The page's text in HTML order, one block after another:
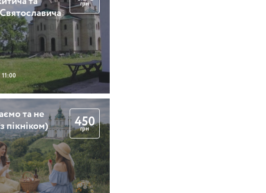
11:00
грн
та не
пікніком)
450
грн